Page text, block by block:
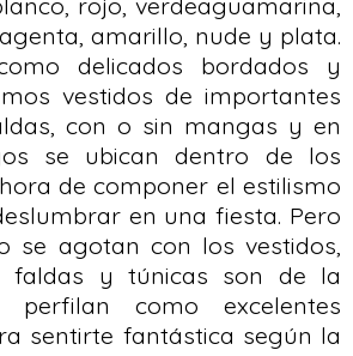
amarillo, nude y plata.
delicados bordados y
vestidos de importantes
con o sin mangas y en
se ubican dentro de los
de componer el estilismo
en una fiesta. Pero
se agotan con los vestidos,
faldas y túnicas son de la
como excelentes
sentirte fantástica según la